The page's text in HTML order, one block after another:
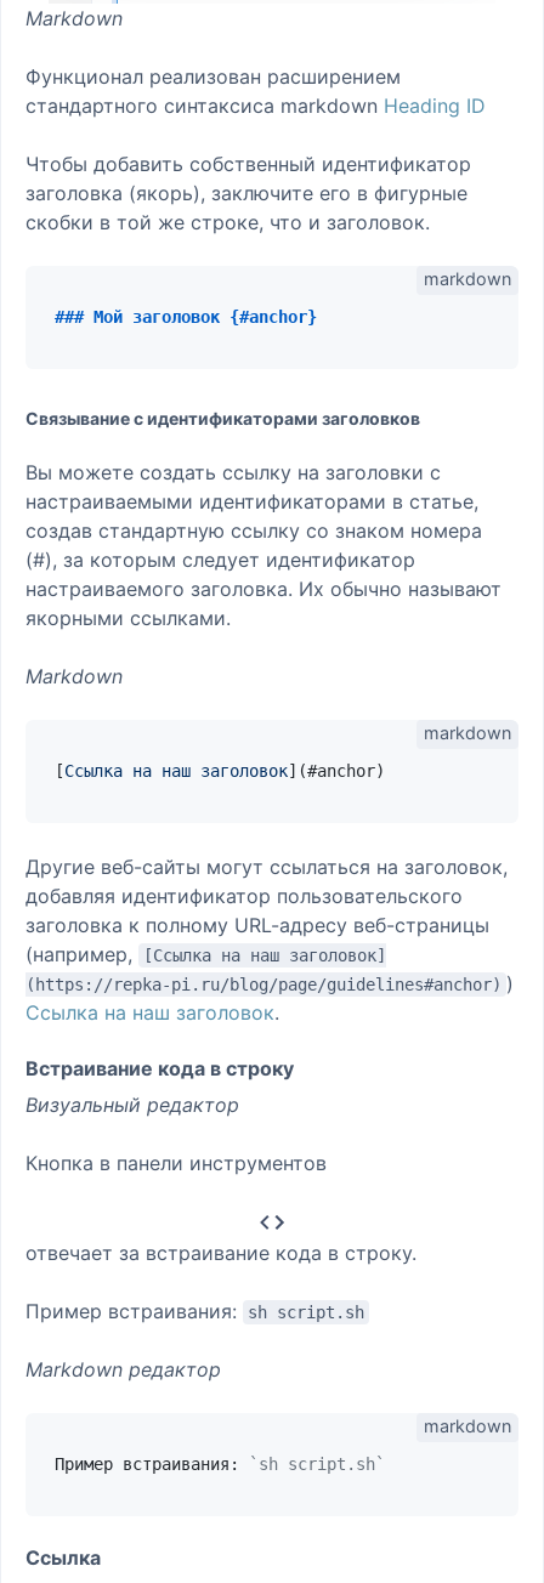
Markdown
Функционал реализован расширением
стандартного синтаксиса markdown Heading ID
Чтобы добавить собственный идентификатор
заголовка (якорь), заключите его в фигурные
скобки в той же строке, что и заголовок.
### Мой заголовок {#anchor}
Связывание с идентификаторами заголовков
Вы можете создать ссылку на заголовки с
настраиваемыми идентификаторами в статье,
создав стандартную ссылку со знаком номера
(#), за которым следует идентификатор
настраиваемого заголовка. Их обычно называют
якорными ссылками.
Markdown
[Ссылка на наш заголовок](#anchor
Другие веб-сайты могут ссылаться на заголовок,
добавляя идентификатор пользовательского
заголовка к полному URL-адресу веб-страницы
(например,
[Ссылка на наш заголовок]
(https://repka-pi.ru/blog/page/guidelines#anchor) )
Ссылка на наш заголовок.
Встраивание кода в строку
Визуальный редактор
Кнопка в панели инструментов
отвечает за встраивание кода в строку.
Пример встраивания: sh script.sh
Markdown редактор
Пример встраивания: `sh script.sh`
Ссылка